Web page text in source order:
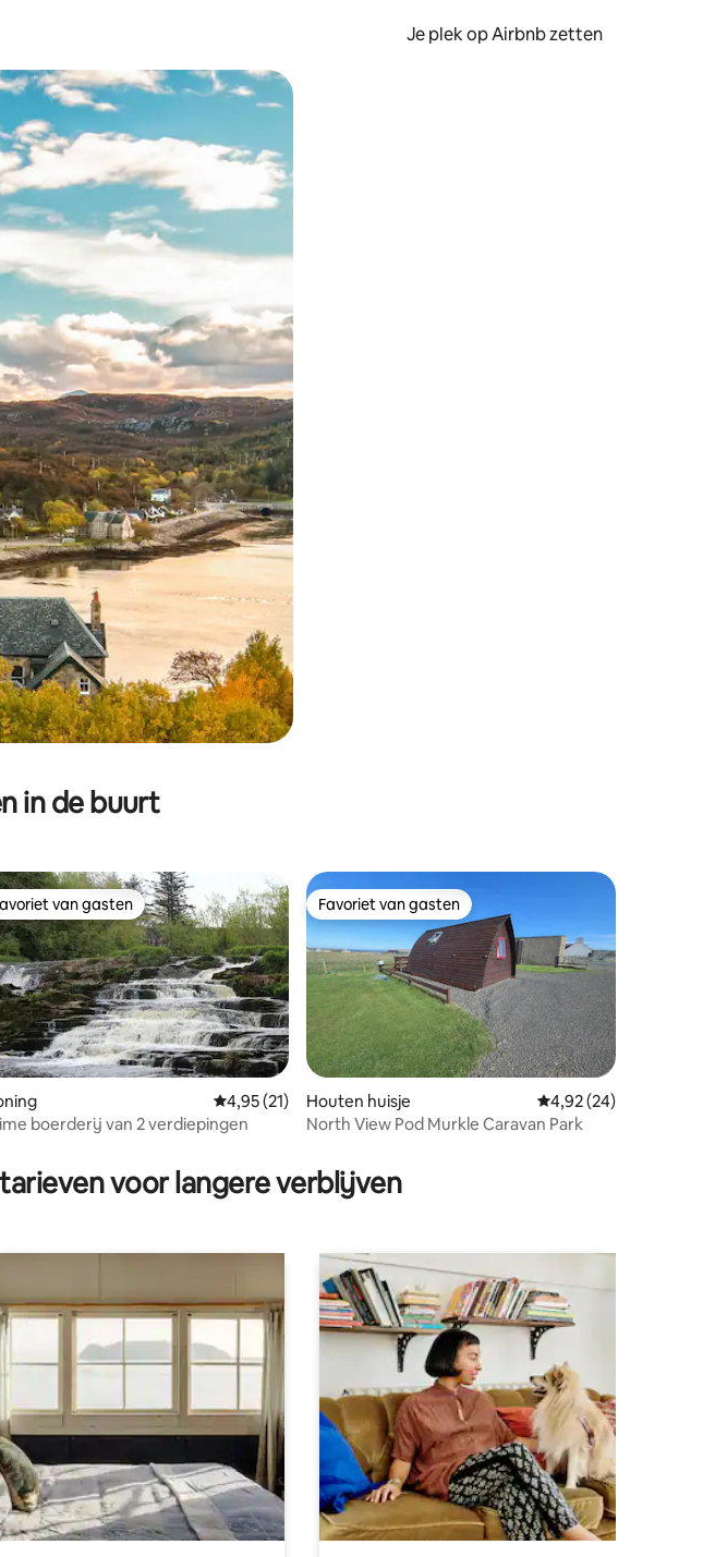
Je plek op Airbnb zetten
en omlaag, óf door te tikken of swipen.
in de buurt
van 4,92 op 5, 253 recensies
van gasten
van gasten
Gemiddelde beoordeling van 4,95 op 5, 21 recensies
4,95 (21)
boerderij van 2 verdiepingen
Favoriet van gasten
Favoriet van gasten
Houten huisje Gemiddelde
4,92 (24)
North View Pod Murkle Caravan Park
voor langere verblijven